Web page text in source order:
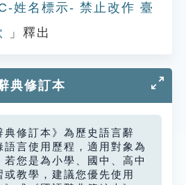
姓名標示- 禁止改作 臺
」釋出
典修訂本
典修訂本》為歷史語言辭
語言使用歷程，適用對象為
若您是為小學、國中、高中
或教學，建議您優先使用